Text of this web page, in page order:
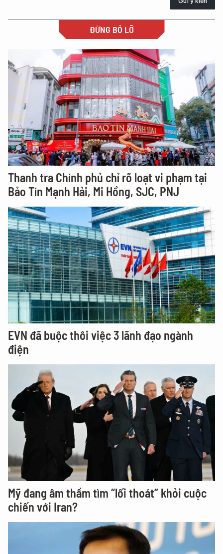
ĐỪNG BỎ LỠ
Thanh tra Chính phủ chỉ rõ loạt vi phạm tại
Bảo Tín Mạnh Hải, Mi Hồng, SJC, PNJ
EVN đã buộc thôi việc 3 lãnh đạo ngành
điện
Mỹ đang âm thầm tìm “lối thoát” khỏi cuộc
chiến với Iran?